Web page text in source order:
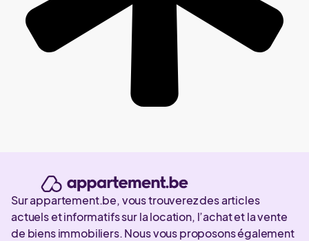
Sur appartement.be, vous trouverez des articles
actuels et informatifs sur la location, l’achat et la vente
de biens immobiliers. Nous vous proposons également